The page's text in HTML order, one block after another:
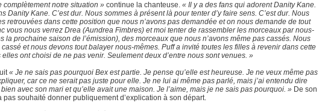
complètement notre situation » continue la chanteuse. « Il y a des fans qui adorent Danity Kane.
Danity Kane. C’est dur. Nous sommes à présent là pour tenter d’y faire sens. C’est dur. Nous
retrouvées dans cette position que nous n’avons pas demandée et on nous demande de tout
vous nous verrez Drea (Aundrea Fimbres) et moi tenter de rassembler les morceaux par nous-
la prochaine saison de l’émission), des morceaux que nous n’avons même pas cassés. Nous
cassé et nous devons tout balayer nous-mêmes. Puff a invité toutes les filles à revenir dans cette
elles ont choisi de ne pas venir. Seulement deux d’entre nous sont venues. »
« Je ne sais pas pourquoi Bex est partie. Je pense qu’elle est heureuse. Je ne veux même pas
car ce ne serait pas juste pour elle. Je ne lui ai même pas parlé, mais j’ai entendu dire
avec son mari et qu’elle avait une maison. Je l’aime, mais je ne sais pas pourquoi. » De son
pas souhaité donner publiquement d’explication à son départ.